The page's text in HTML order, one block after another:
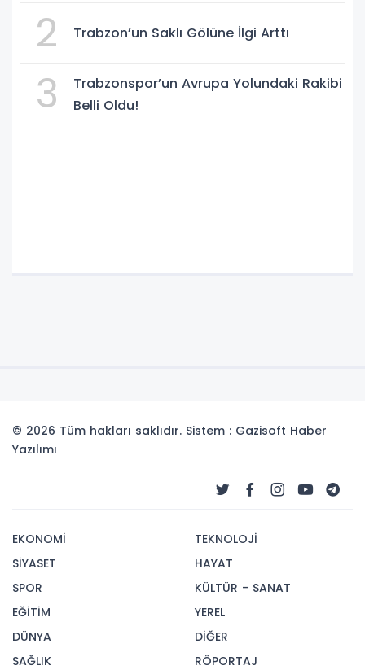
2 Trabzon’un Saklı Gölüne İlgi Arttı
3
Trabzonspor’un Avrupa Yolundaki Rakibi
Belli Oldu!
© 2026 Tüm hakları saklıdır. Sistem : Gazisoft Haber
Yazılımı
EKONOMİ
SİYASET
SPOR
EĞİTİM
DÜNYA
SAĞLIK
TEKNOLOJİ
HAYAT
KÜLTÜR - SANAT
YEREL
DİĞER
RÖPORTAJ